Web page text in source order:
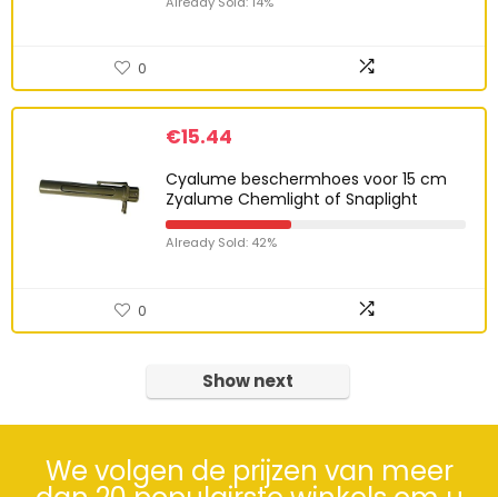
0
€15.44
Cyalume beschermhoes voor 15 cm
Zyalume Chemlight of Snaplight
Already Sold: 42%
0
Show next
We volgen de prijzen van meer